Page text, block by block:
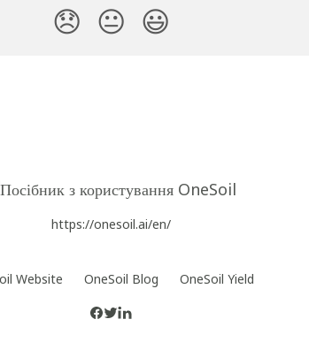
😞 😐 😃
https://onesoil.ai/en/
Website OneSoil Blog OneSoil Yield